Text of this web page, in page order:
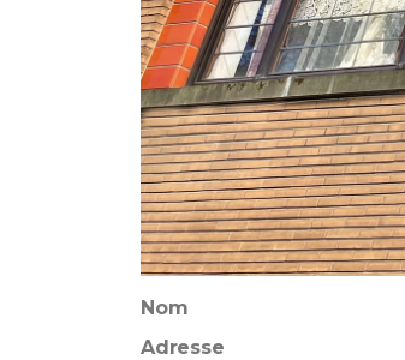
Nom
Adresse